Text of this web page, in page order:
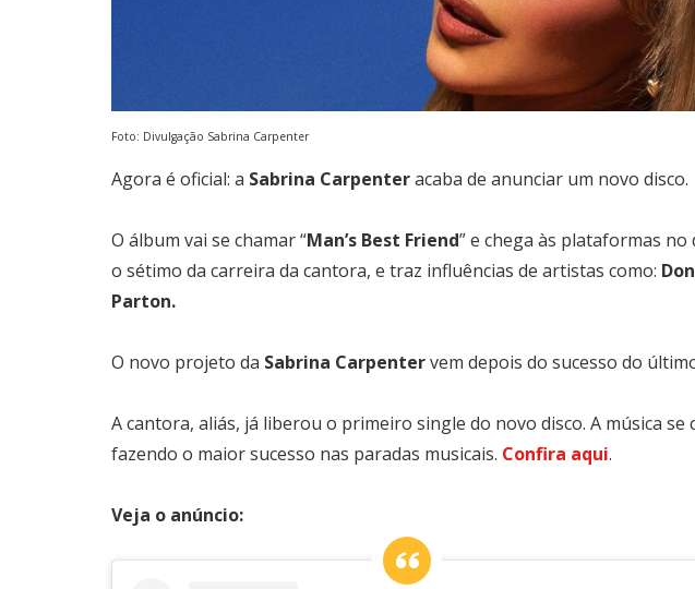
Foto: Divulgação Sabrina Carpenter
Agora é oficial: a Sabrina Carpenteracaba de anunciar um novo disco.
O álbum vai se chamar “Man’s Best Friend” e chega às plataformas no
o sétimo da carreira da cantora, e traz influências de artistas como:
Parton.
O novo projeto da Sabrina Carpentervem depois do sucesso do
A cantora, aliás, já liberou o primeiro single do novo disco. A música se
fazendo o maior sucesso nas paradas musicais. Confira aqui.
Veja o anúncio: